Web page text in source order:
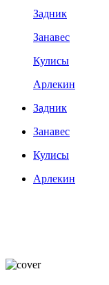
Задник
Занавес
Кулисы
Арлекин
Задник
Занавес
Кулисы
Арлекин